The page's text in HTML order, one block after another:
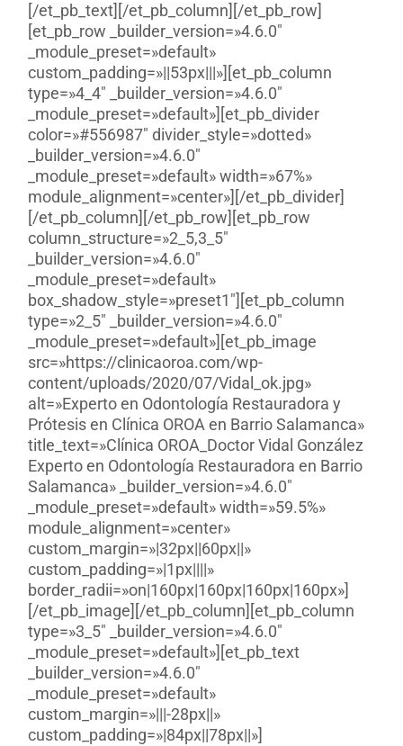
[/et_pb_text][/et_pb_column][/et_pb_row]
[et_pb_row _builder_version=»4.6.0″
_module_preset=»default»
custom_padding=»||53px|||»][et_pb_column
type=»4_4″ _builder_version=»4.6.0″
_module_preset=»default»][et_pb_divider
color=»#556987″ divider_style=»dotted»
_builder_version=»4.6.0″
_module_preset=»default» width=»67%»
module_alignment=»center»][/et_pb_divider]
[/et_pb_column][/et_pb_row][et_pb_row
column_structure=»2_5,3_5″
_builder_version=»4.6.0″
_module_preset=»default»
box_shadow_style=»preset1″][et_pb_column
type=»2_5″ _builder_version=»4.6.0″
_module_preset=»default»][et_pb_image
src=»https://clinicaoroa.com/wp-
content/uploads/2020/07/Vidal_ok.jpg»
alt=»Experto en Odontología Restauradora y
Prótesis en Clínica OROA en Barrio Salamanca»
title_text=»Clínica OROA_Doctor Vidal González
Experto en Odontología Restauradora en Barrio
Salamanca» _builder_version=»4.6.0″
_module_preset=»default» width=»59.5%»
module_alignment=»center»
custom_margin=»|32px||60px||»
custom_padding=»|1px||||»
border_radii=»on|160px|160px|160px|160px»]
[/et_pb_image][/et_pb_column][et_pb_column
type=»3_5″ _builder_version=»4.6.0″
_module_preset=»default»][et_pb_text
_builder_version=»4.6.0″
_module_preset=»default»
custom_margin=»|||-28px||»
custom_padding=»|84px||78px||»]